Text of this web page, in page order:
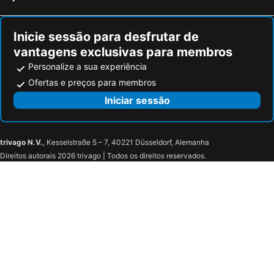
Inicie sessão para desfrutar de
vantagens exclusivas para membros
Personalize a sua experiência
Ofertas e preços para membros
Iniciar sessão
trivago N.V., Kesselstraße 5 – 7, 40221 Düsseldorf, Alemanha
Direitos autorais 2026 trivago | Todos os direitos reservados.